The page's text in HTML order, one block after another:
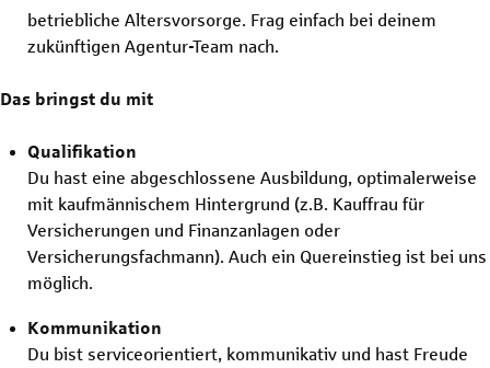
betriebliche Altersvorsorge. Frag einfach bei deinem
zukünftigen Agentur-Team nach.
Das bringst du mit
Qualifikation
Du hast eine abgeschlossene Ausbildung, optimalerweise
mit kaufmännischem Hintergrund (z.B. Kauffrau für
Versicherungen und Finanzanlagen oder
Versicherungsfachmann). Auch ein Quereinstieg ist bei uns
möglich.
Kommunikation
Du bist serviceorientiert, kommunikativ und hast Freude